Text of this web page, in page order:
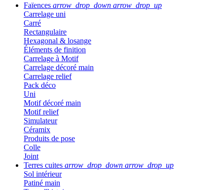
Faïences arrow_drop_down arrow_drop_up
Carrelage uni
Carré
Rectangulaire
Hexagonal & losange
Éléments de finition
Carrelage à Motif
Carrelage décoré main
Carrelage relief
Pack déco
Uni
Motif décoré main
Motif relief
Simulateur
Céramix
Produits de pose
Colle
Joint
Terres cuites arrow_drop_down arrow_drop_up
Sol intérieur
Patiné main